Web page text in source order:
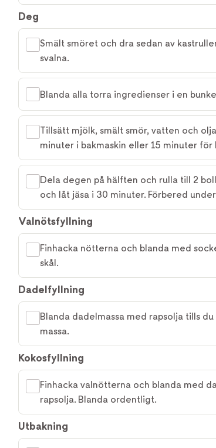
Deg
Smält smöret och dra sedan av
svalna.
Blanda alla torra ingredienser i en
Tillsätt mjölk, smält smör, vatten och
minuter i bakmaskin eller 15 minuter för
Dela degen på hälften och rulla till 2
och låt jäsa i 30 minuter. Förbered
Valnötsfyllning
Finhacka nötterna och blanda med
skål.
Dadelfyllning
Blanda dadelmassa med rapsolja tills
massa.
Kokosfyllning
Finhacka valnötterna och blanda med
rapsolja. Blanda ordentligt.
Utbakning